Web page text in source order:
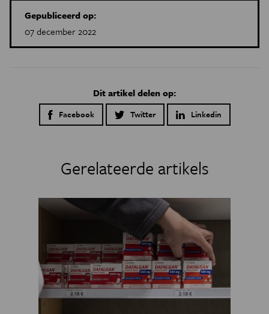
Gepubliceerd op:
07 december 2022
Dit artikel delen op:
Facebook Twitter Linkedin
Gerelateerde artikels